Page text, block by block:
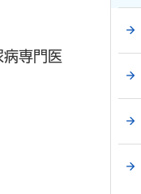
病専門医